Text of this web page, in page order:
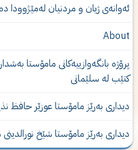
ژیان و مردنیان له‌مێژوودا
بانگەوازییەکانی مامۆستا
لە سلێمانی
به‌رێز مامۆستا عوزێر حافظ نذیر
به‌رێز مامۆستا شێخ نورالدینی‌